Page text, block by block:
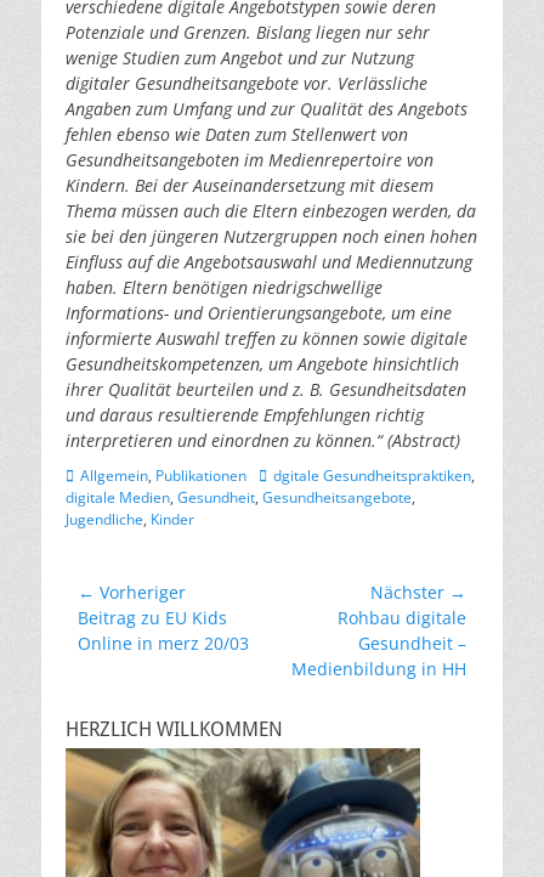
verschiedene digitale Angebotstypen sowie deren
Potenziale und Grenzen. Bislang liegen nur sehr
wenige Studien zum Angebot und zur Nutzung
digitaler Gesundheitsangebote vor. Verlässliche
Angaben zum Umfang und zur Qualität des Angebots
fehlen ebenso wie Daten zum Stellenwert von
Gesundheitsangeboten im Medienrepertoire von
Kindern. Bei der Auseinandersetzung mit diesem
Thema müssen auch die Eltern einbezogen werden, da
sie bei den jüngeren Nutzergruppen noch einen hohen
Einfluss auf die Angebotsauswahl und Mediennutzung
haben. Eltern benötigen niedrigschwellige
Informations- und Orientierungsangebote, um eine
informierte Auswahl treffen zu können sowie digitale
Gesundheitskompetenzen, um Angebote hinsichtlich
ihrer Qualität beurteilen und z. B. Gesundheitsdaten
und daraus resultierende Empfehlungen richtig
interpretieren und einordnen zu können.“ (Abstract)
Kategorien
Allgemein, Publikationen Schlagworte
dgitale Gesundheitspraktiken,
digitale Medien, Gesundheit, Gesundheitsangebote,
Jugendliche, Kinder
Beitragsnavigation
← Vorheriger
Vorheriger
Beitrag:
Beitrag zu EU Kids
Online in merz 20/03
Nächster →
NächsterRohbau digitale
Gesundheit –
Medienbildung in HH
HERZLICH WILLKOMMEN